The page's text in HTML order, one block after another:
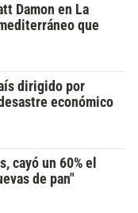
Damon en La
que
dirigido por
económico
cayó un 60% el
de pan"